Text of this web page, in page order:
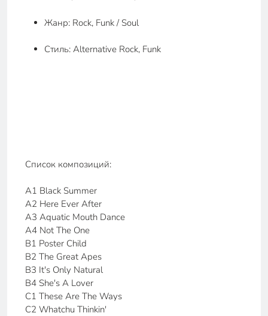
Жанр: Rock, Funk / Soul
Стиль: Alternative Rock, Funk
Список композиций:
A1 Black Summer
A2 Here Ever After
A3 Aquatic Mouth Dance
A4 Not The One
B1 Poster Child
B2 The Great Apes
B3 It's Only Natural
B4 She's A Lover
C1 These Are The Ways
C2 Whatchu Thinkin'